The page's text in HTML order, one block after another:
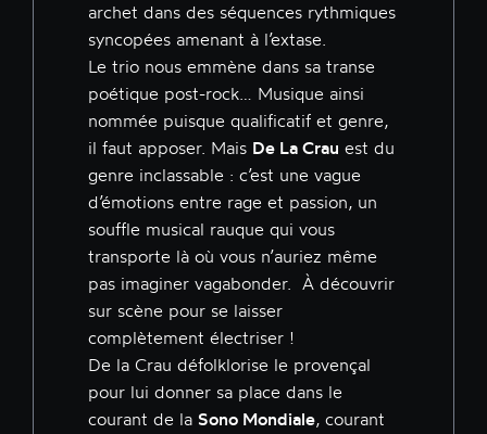
archet dans des séquences rythmiques
syncopées amenant à l’extase.
Le trio nous emmène dans sa transe
poétique post-rock… Musique ainsi
nommée puisque qualificatif et genre,
il faut apposer. Mais De La Crau est du
genre inclassable : c’est une vague
d’émotions entre rage et passion, un
souffle musical rauque qui vous
transporte là où vous n’auriez même
pas imaginer vagabonder. À découvrir
sur scène pour se laisser
complètement électriser !
De la Crau défolklorise le provençal
pour lui donner sa place dans le
courant de la Sono Mondiale, courant